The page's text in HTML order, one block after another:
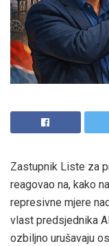
Zastupnik Liste za
reagovao na, kako
represivne mjere
vlast predsjednika
ozbiljno urušavaju